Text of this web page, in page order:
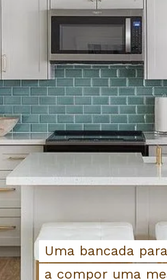
Uma bancada
a compor uma
Uma bancada
a compor uma